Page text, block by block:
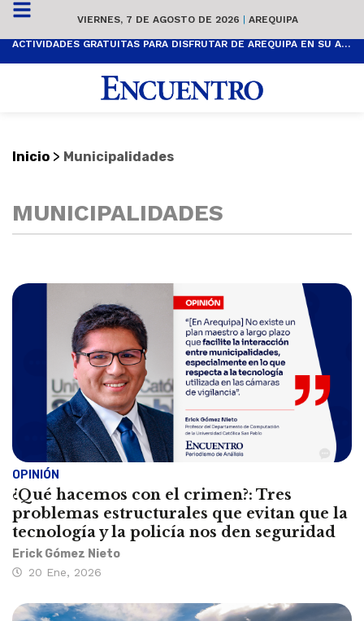
VIERNES, 7 DE AGOSTO DE 2026 | AREQUIPA
ACTIVIDADES GRATUITAS PARA DISFRUTAR DE AREQUIPA EN SU ANIVERSARIO
Inicio > Municipalidades
MUNICIPALIDADES
OPINIÓN
¿Qué hacemos con el crimen?: Tres
problemas estructurales que evitan que la
tecnología y la policía nos den seguridad
Erick Gómez Nieto
20 Ene, 2026